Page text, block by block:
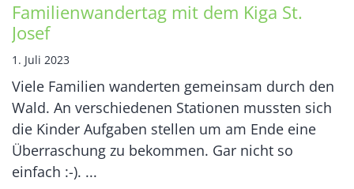
Familienwandertag mit dem Kiga St.
Josef
1. Juli 2023
Viele Familien wanderten gemeinsam durch den
Wald. An verschiedenen Stationen mussten sich
die Kinder Aufgaben stellen um am Ende eine
Überraschung zu bekommen. Gar nicht so
einfach :-). ...